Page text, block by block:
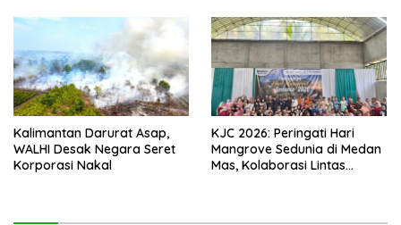
Kalimantan Darurat Asap,
WALHI Desak Negara Seret
Korporasi Nakal
KJC 2026: Peringati Hari
Mangrove Sedunia di Medan
Mas, Kolaborasi Lintas